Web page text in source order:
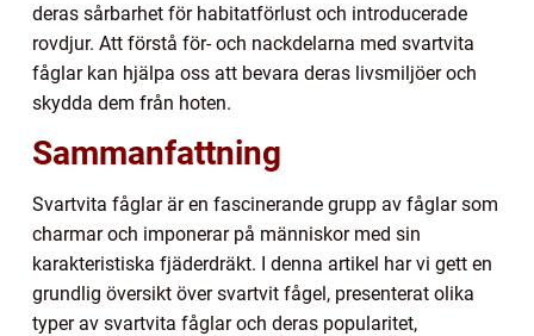
deras sårbarhet för habitatförlust och introducerade
rovdjur. Att förstå för- och nackdelarna med svartvita
fåglar kan hjälpa oss att bevara deras livsmiljöer och
skydda dem från hoten.
Sammanfattning
Svartvita fåglar är en fascinerande grupp av fåglar som
charmar och imponerar på människor med sin
karakteristiska fjäderdräkt. I denna artikel har vi gett en
grundlig översikt över svartvit fågel, presenterat olika
typer av svartvita fåglar och deras popularitet,